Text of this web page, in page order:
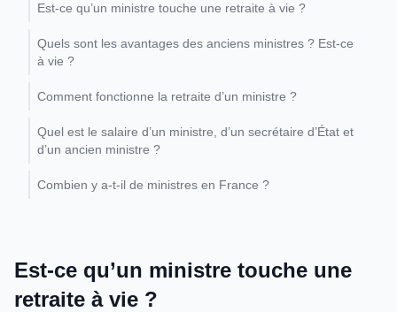
Est-ce qu’un ministre touche une retraite à vie ?
Quels sont les avantages des anciens ministres ? Est-ce
à vie ?
Comment fonctionne la retraite d’un ministre ?
Quel est le salaire d’un ministre, d’un secrétaire d’État et
d’un ancien ministre ?
Combien y a-t-il de ministres en France ?
Est-ce qu’un ministre touche une
retraite à vie ?